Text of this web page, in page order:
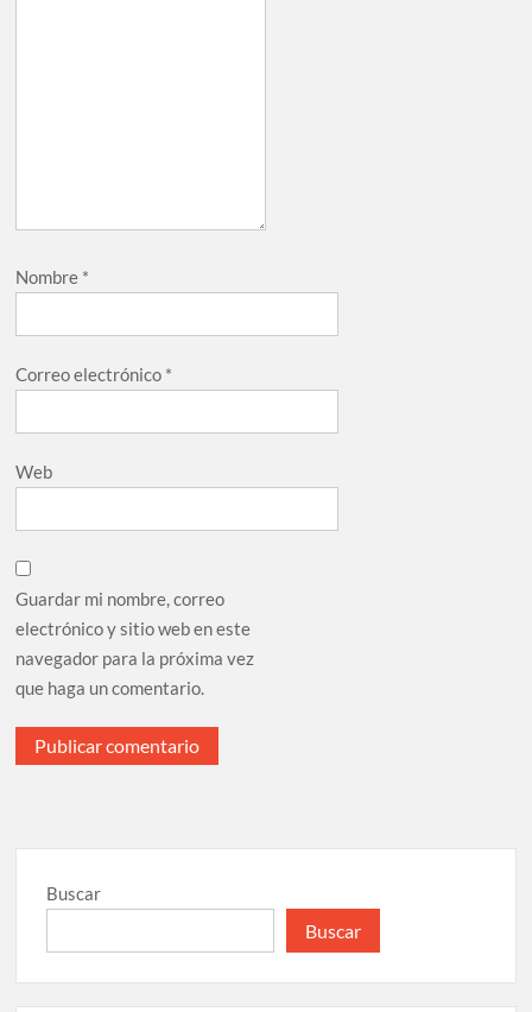
Nombre *
Correo electrónico *
Web
Guardar mi nombre, correo
electrónico y sitio web en este
navegador para la próxima vez
que haga un comentario.
Buscar
Buscar